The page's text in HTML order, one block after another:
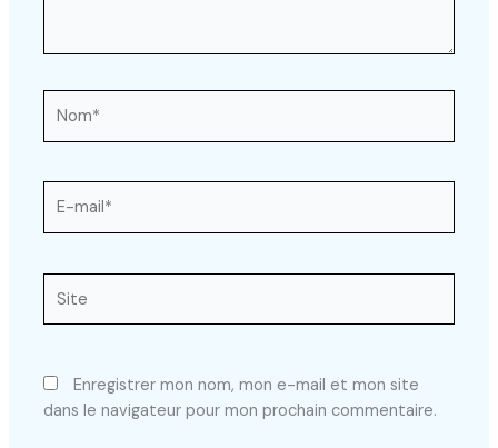
mail*
Enregistrer mon nom, mon e-mail et mon site
dans le navigateur pour mon prochain commentaire.